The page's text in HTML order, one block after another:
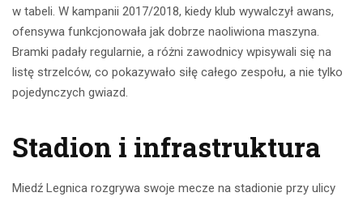
w tabeli. W kampanii 2017/2018, kiedy klub wywalczył awans,
ofensywa funkcjonowała jak dobrze naoliwiona maszyna.
Bramki padały regularnie, a różni zawodnicy wpisywali się na
listę strzelców, co pokazywało siłę całego zespołu, a nie tylko
pojedynczych gwiazd.
Stadion i infrastruktura
Miedź Legnica rozgrywa swoje mecze na stadionie przy ulicy